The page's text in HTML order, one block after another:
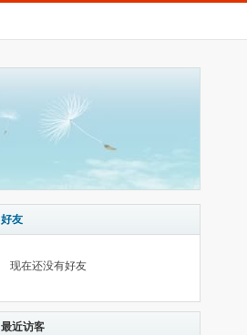
好友
现在还没有好友
最近访客